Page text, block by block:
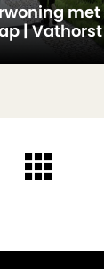
met
| Vathorst